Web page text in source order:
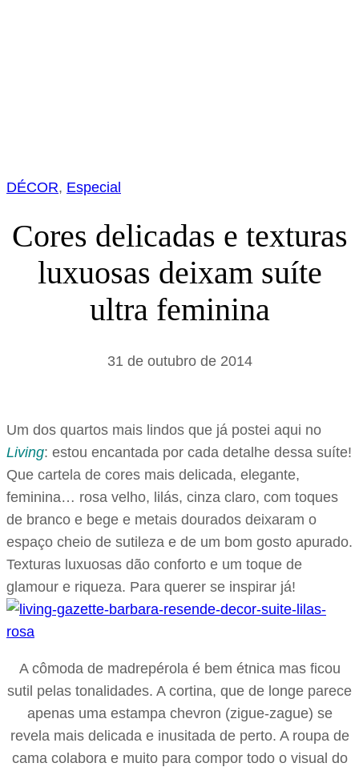
DÉCOR, Especial
Cores delicadas e texturas
luxuosas deixam suíte
ultra feminina
31 de outubro de 2014
Um dos quartos mais lindos que já postei aqui no
Living: estou encantada por cada detalhe dessa suíte!
Que cartela de cores mais delicada, elegante,
feminina… rosa velho, lilás, cinza claro, com toques
de branco e bege e metais dourados deixaram o
espaço cheio de sutileza e de um bom gosto apurado.
Texturas luxuosas dão conforto e um toque de
glamour e riqueza. Para querer se inspirar já!
A cômoda de madrepérola é bem étnica mas ficou
sutil pelas tonalidades. A cortina, que de longe parece
apenas uma estampa chevron (zigue-zague) se
revela mais delicada e inusitada de perto. A roupa de
cama colabora e muito para compor todo o visual do